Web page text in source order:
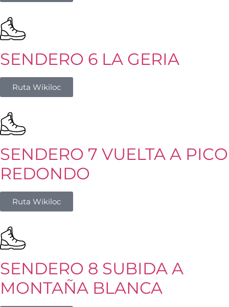
SENDERO 6 LA GERIA
Ruta Wikiloc
SENDERO 7 VUELTA A PICO
REDONDO
Ruta Wikiloc
SENDERO 8 SUBIDA A
MONTAÑA BLANCA